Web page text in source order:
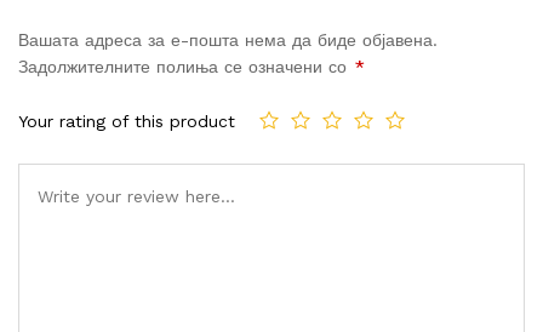
Вашата адреса за е-пошта нема да биде објавена.
Задолжителните полиња се означени со *
Your rating of this product